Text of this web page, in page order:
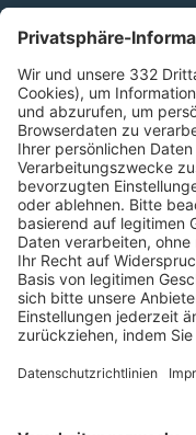
Kontakt
HÄUFIG
Pässe und
Trainerausbildung
Schulungsangebot
BFV-Geschäftsstellen
Trainerbörse
Login SpielPlus
FOLGE DEM BFV